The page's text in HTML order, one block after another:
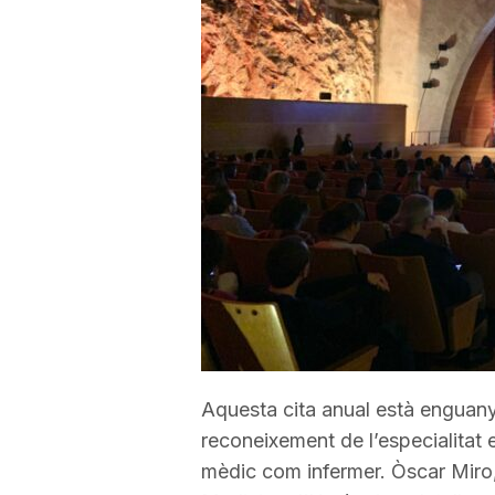
a
r
r
a
Aquesta cita anual està
reconeixement de
mèdic com infermer. Òscar